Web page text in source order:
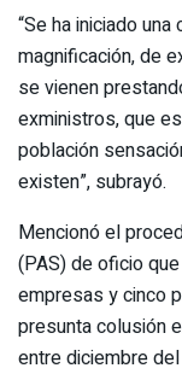
“Se ha iniciado
magnificación, de
se vienen
exministros, que
población
existen”, subrayó.
Mencionó el
(PAS) de oficio
empresas y cinco
presunta colusión
entre diciembre